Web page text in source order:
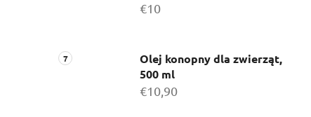
€10
Olej konopny dla zwierząt,
500 ml
€10,90